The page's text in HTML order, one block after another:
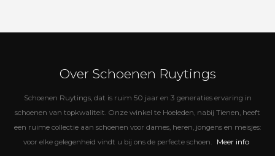
Over Schoenen Ruytings
Schoenen Ruytings, dat is ruim 50 jaar en 3 generaties ervaring in
schoenen van topkwaliteit. Onze winkel te Hoeleden, nabij Tienen, heeft
een ruime collectie aan schoenen voor dames, heren, jongens en meisjes:
voor elke gelegenheid vindt u bij ons de perfecte schoen.
Meer info